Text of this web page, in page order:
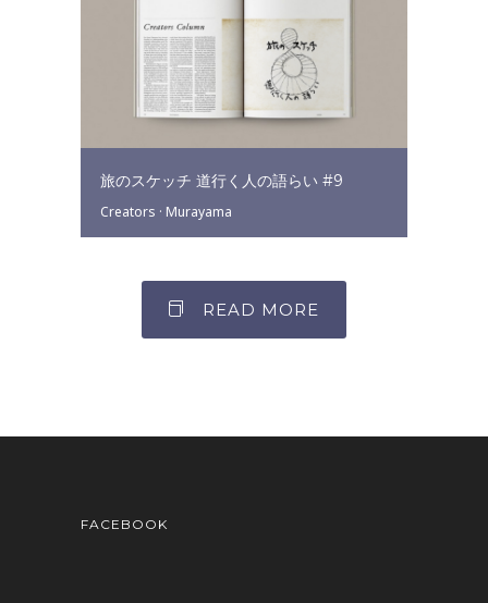
旅のスケッチ 道行く人の語らい #9
Creators · Murayama
READ MORE
FACEBOOK